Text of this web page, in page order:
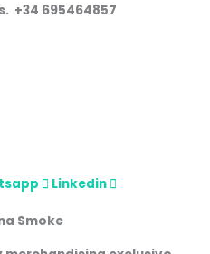
+34 695464857
Linkedin
Smoke